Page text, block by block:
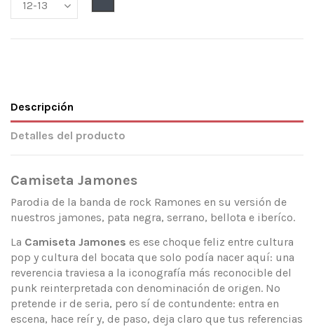
Descripción
Detalles del producto
Camiseta Jamones
Parodia de la banda de rock Ramones en su versión de
nuestros jamones, pata negra, serrano, bellota e iberíco.
La Camiseta Jamones es ese choque feliz entre cultura
pop y cultura del bocata que solo podía nacer aquí: una
reverencia traviesa a la iconografía más reconocible del
punk reinterpretada con denominación de origen. No
pretende ir de seria, pero sí de contundente: entra en
escena, hace reír y, de paso, deja claro que tus referencias